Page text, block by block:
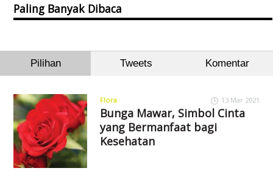
Paling Banyak Dibaca
Pilihan Tweets Komentar
Flora 13 Mar 2021
Bunga Mawar, Simbol Cinta
yang Bermanfaat bagi
Kesehatan